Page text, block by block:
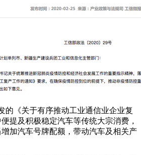
的《关于有序推动工业通信业企业复
提及积极稳定汽车等传统大宗消费，
加汽车号牌配额，带动汽车及相关产